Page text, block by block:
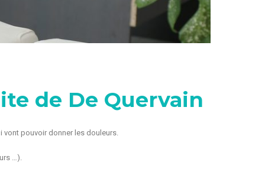
de De Quervain
vont pouvoir donner les douleurs.
…).